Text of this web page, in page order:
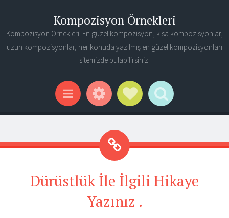
Kompozisyon Örnekleri
Kompozisyon Örnekleri. En güzel kompozisyon, kısa kompozisyonlar,
uzun kompozisyonlar, her konuda yazılmış en güzel kompozisyonları
sitemizde bulabilirsiniz.
Menu WidgetsSocial Links
Search
Dürüstlük İle İlgili Hikaye
Yazınız .